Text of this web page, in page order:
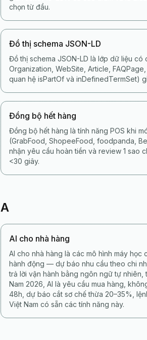
chọn từ đầu.
Đồ thị schema JSON-LD
Đồ thị schema JSON-LD là lớp dữ liệu
Organization, WebSite, Article,
quan hệ isPartOf và inDefinedTermSet)
Đồng bộ hết hàng
Đồng bộ hết hàng là tính năng POS khi
(GrabFood, ShopeeFood, foodpanda,
nhận yêu cầu hoàn tiền và review 1 sao
<30 giây.
A
AI cho nhà hàng
AI cho nhà hàng là các mô hình máy
hành động — dự báo nhu cầu theo chi
trả lời vận hành bằng ngôn ngữ tự
Nam 2026, AI là yêu cầu mua hàng,
48h, dự báo cắt sơ chế thừa 20–35%,
Việt Nam có sẵn các tính năng này.